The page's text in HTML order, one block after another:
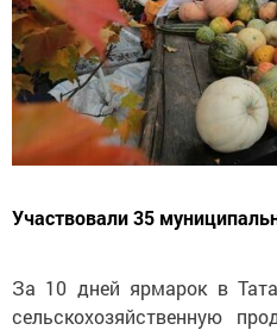
Участвовали 35
За 10 дней ярмарок в
сельскохозяйственную